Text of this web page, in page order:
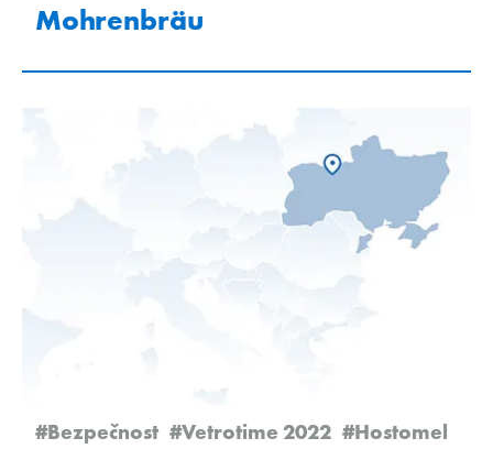
Mohrenbräu
#Bezpečnost #Vetrotime 2022 #Hostomel